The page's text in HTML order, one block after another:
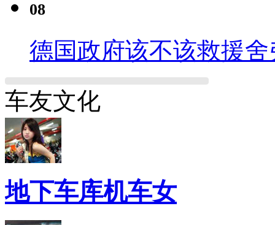
08
德国政府该不该救援舍
车友文化
地下车库机车女